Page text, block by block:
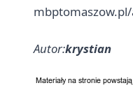
Autor:krystian